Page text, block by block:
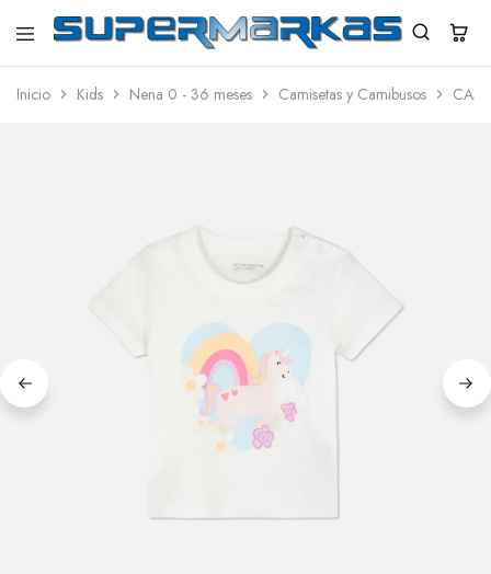
SuperMarkas
Ropa
con
Inicio Kids Nena 0 - 36 meses Camisetas y Camibusos